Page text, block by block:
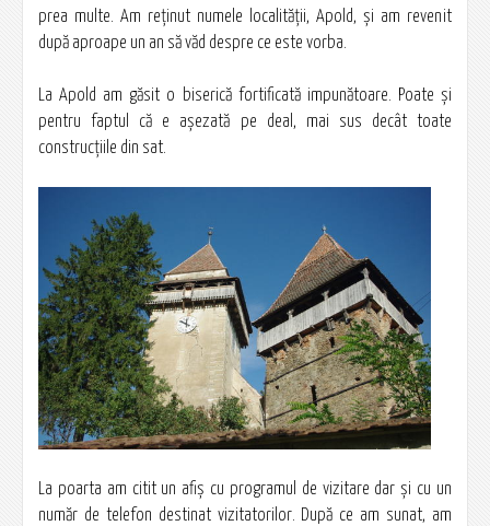
prea multe. Am reţinut numele localităţii, Apold, şi am revenit
după aproape un an să văd despre ce este vorba.
La Apold am găsit o biserică fortificată impunătoare. Poate şi
pentru faptul că e aşezată pe deal, mai sus decât toate
construcţiile din sat.
La poarta am citit un afiş cu programul de vizitare dar şi cu un
număr de telefon destinat vizitatorilor. După ce am sunat, am